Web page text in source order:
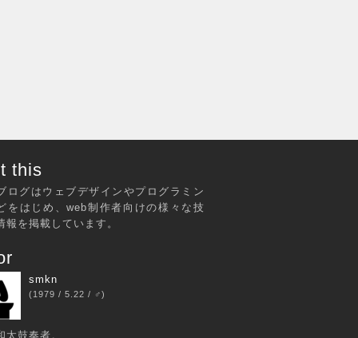
this
ログはウェブデザインやプログラミン
をはじめ、web制作者向けの様々な技
報を掲載しています。
smkn
(1979 / 5.22 / ♂)
太鼓奏者。